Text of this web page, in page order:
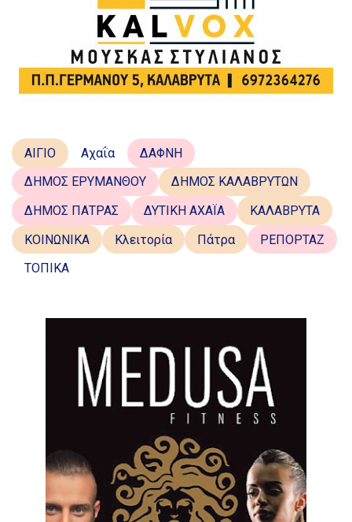
ΑΙΓΙΟ Αχαΐα
ΔΑΦΝΗ
ΔΗΜΟΣ ΕΡΥΜΑΝΘΟΥ
ΔΗΜΟΣ ΚΑΛΑΒΡΥΤΩΝ
ΔΗΜΟΣ ΠΑΤΡΑΣ
ΔΥΤΙΚΗ ΑΧΑΪΑ
ΚΑΛΑΒΡΥΤΑ
ΚΟΙΝΩΝΙΚΑ
Κλειτορία Πάτρα
ΡΕΠΟΡΤΑΖ
ΤΟΠΙΚΑ